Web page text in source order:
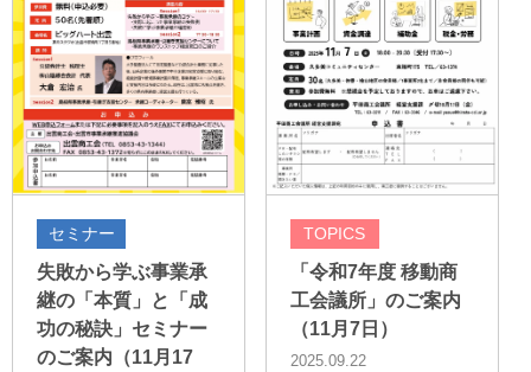
セミナー
失敗から学ぶ事業承
継の「本質」と「成
功の秘訣」セミナー
のご案内（11月17
TOPICS
「令和7年度 移動商
工会議所」のご案内
（11月7日）
2025.09.22